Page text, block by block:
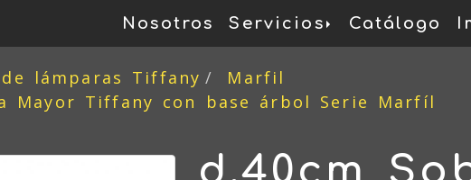
Nosotros Servicios Catálogo
de lámparas Tiffany
Marfil
Mayor Tiffany con base árbol Serie Marfíl